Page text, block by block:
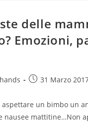
Alimentazione
delle
Emozioni,
Articolo31 Marzo
un bimbo un
nausee mattitine…Non